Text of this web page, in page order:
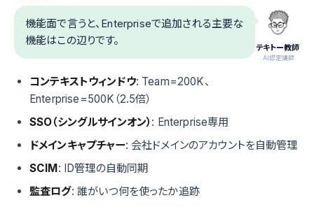
テキトー教師
.AI認定講師
機能面で言うと、Enterpriseで追加される主要な
機能はこの辺りです。
コンテキストウィンドウ: Team=200K、
Enterprise=500K（2.5倍）
SSO（シングルサインオン） : Enterprise専用
ドメインキャプチャー: 会社ドメインのアカウントを自動管理
SCIM : ID管理の自動同期
監査ログ: 誰がいつ何を使ったか追跡